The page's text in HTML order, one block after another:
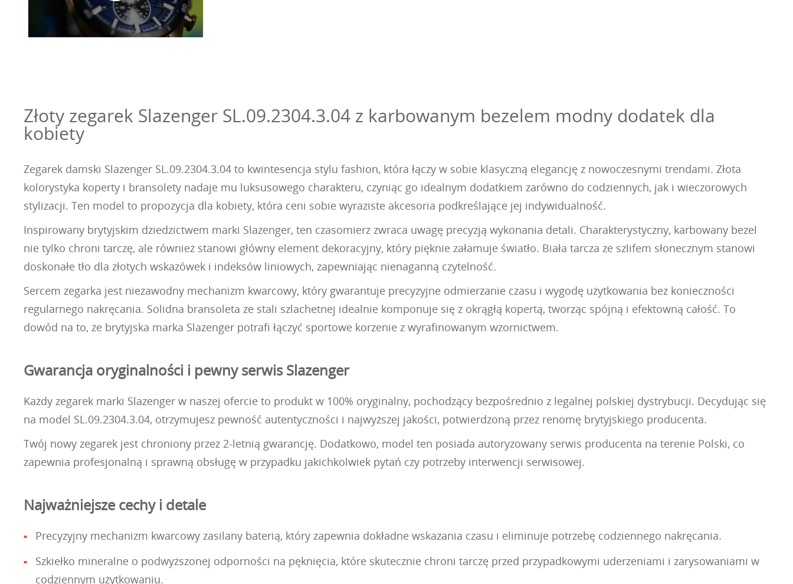
Złoty zegarek Slazenger SL.09.2304.3.04 z karbowanym bezelem modny dodatek dla
kobiety
Zegarek damski Slazenger SL.09.2304.3.04 to kwintesencja stylu fashion, która łączy w sobie klasyczną elegancję z nowoczesnymi trendami. Złota
kolorystyka koperty i bransolety nadaje mu luksusowego charakteru, czyniąc go idealnym dodatkiem zarówno do codziennych, jak i wieczorowych
stylizacji. Ten model to propozycja dla kobiety, która ceni sobie wyraziste akcesoria podkreślające jej indywidualność.
Inspirowany brytyjskim dziedzictwem marki Slazenger, ten czasomierz zwraca uwagę precyzją wykonania detali. Charakterystyczny, karbowany bezel
nie tylko chroni tarczę, ale również stanowi główny element dekoracyjny, który pięknie załamuje światło. Biała tarcza ze szlifem słonecznym stanowi
doskonałe tło dla złotych wskazówek i indeksów liniowych, zapewniając nienaganną czytelność.
Sercem zegarka jest niezawodny mechanizm kwarcowy, który gwarantuje precyzyjne odmierzanie czasu i wygodę użytkowania bez konieczności
regularnego nakręcania. Solidna bransoleta ze stali szlachetnej idealnie komponuje się z okrągłą kopertą, tworząc spójną i efektowną całość. To
dowód na to, że brytyjska marka Slazenger potrafi łączyć sportowe korzenie z wyrafinowanym wzornictwem.
Gwarancja oryginalności i pewny serwis Slazenger
Każdy zegarek marki Slazenger w naszej ofercie to produkt w 100% oryginalny, pochodzący bezpośrednio z legalnej polskiej dystrybucji. Decydując się
na model SL.09.2304.3.04, otrzymujesz pewność autentyczności i najwyższej jakości, potwierdzoną przez renomę brytyjskiego producenta.
Twój nowy zegarek jest chroniony przez 2-letnią gwarancję. Dodatkowo, model ten posiada autoryzowany serwis producenta na terenie Polski, co
zapewnia profesjonalną i sprawną obsługę w przypadku jakichkolwiek pytań czy potrzeby interwencji serwisowej.
Najważniejsze cechy i detale
Precyzyjny mechanizm kwarcowy zasilany baterią, który zapewnia dokładne wskazania czasu i eliminuje potrzebę codziennego nakręcania.
Szkiełko mineralne o podwyższonej odporności na pęknięcia, które skutecznie chroni tarczę przed przypadkowymi uderzeniami i zarysowaniami w
codziennym użytkowaniu.